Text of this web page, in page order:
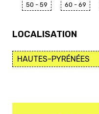
50 - 59 60 - 69
LOCALISATION